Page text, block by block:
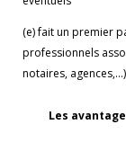
(e) fait un premier
professionnels
notaires, agences,…)
Les